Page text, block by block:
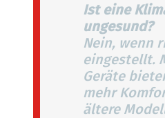
Ist eine
ungesund?
Nein, wenn
eingestellt.
Geräte
mehr
ältere